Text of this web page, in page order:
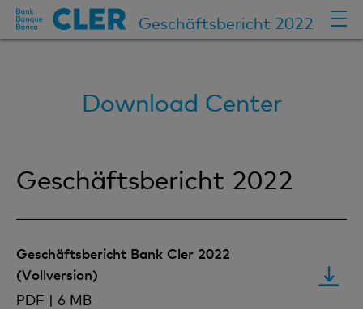
Geschäftsbericht 2022
Download Center
Geschäftsbericht 2022
Geschäftsbericht Bank Cler 2022
(Vollversion)
PDF | 6 MB